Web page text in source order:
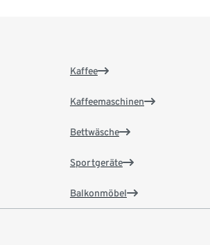
Kaffee
Kaffeemaschinen
Bettwäsche
Sportgeräte
Balkonmöbel